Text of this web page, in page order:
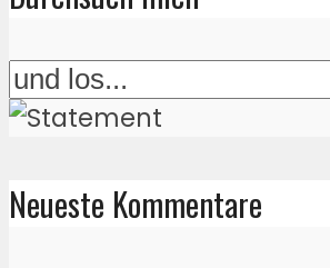
Neueste Kommentare